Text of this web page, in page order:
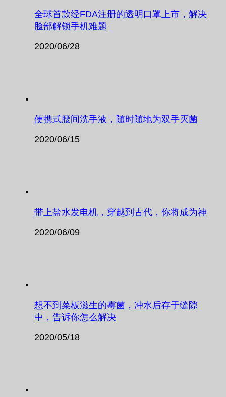
全球首款经FDA注册的透明口罩上市，解决
脸部解锁手机难题
2020/06/28
便携式腰间洗手液，随时随地为双手灭菌
2020/06/15
带上盐水发电机，穿越到古代，你将成为神
2020/06/09
想不到菜板滋生的霉菌，冲水后存于缝隙
中，告诉你怎么解决
2020/05/18